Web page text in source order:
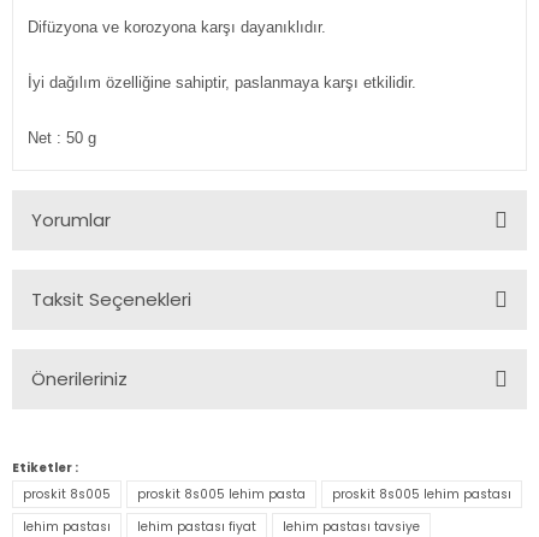
Difüzyona ve korozyona karşı dayanıklıdır.
İyi dağılım özelliğine sahiptir, paslanmaya karşı etkilidir.
Net : 50 g
Yorumlar
Taksit Seçenekleri
Önerileriniz
konularda yetersiz gördüğünüz noktaları öneri formunu
kullanarak tarafımıza iletebilirsiniz.
Görüş ve önerileriniz için teşekkür ederiz.
Etiketler :
proskit 8s005
proskit 8s005 lehim pasta
proskit 8s005 lehim pastası
lehim pastası
lehim pastası fiyat
lehim pastası tavsiye